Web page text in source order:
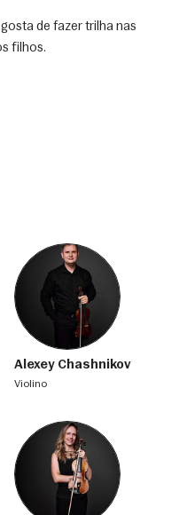
de fazer trilha nas
filhos.
Alexey Chashnikov
violino